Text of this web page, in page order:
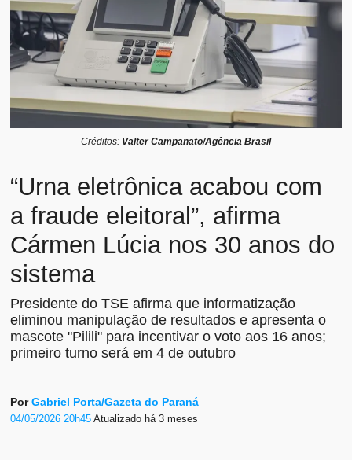
Créditos: Valter Campanato/Agência Brasil
“Urna eletrônica acabou com
a fraude eleitoral”, afirma
Cármen Lúcia nos 30 anos do
sistema
Presidente do TSE afirma que informatização
eliminou manipulação de resultados e apresenta o
mascote "Pilili" para incentivar o voto aos 16 anos;
primeiro turno será em 4 de outubro
PorGabriel Porta/Gazeta do Paraná
04/05/2026 20h45Atualizado há 3 meses